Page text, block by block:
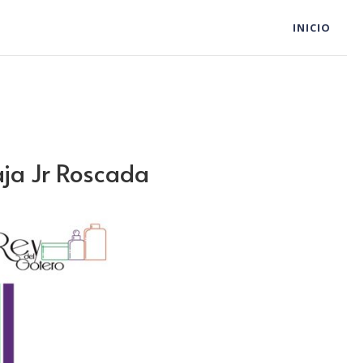
INICIO
Jr Roscada